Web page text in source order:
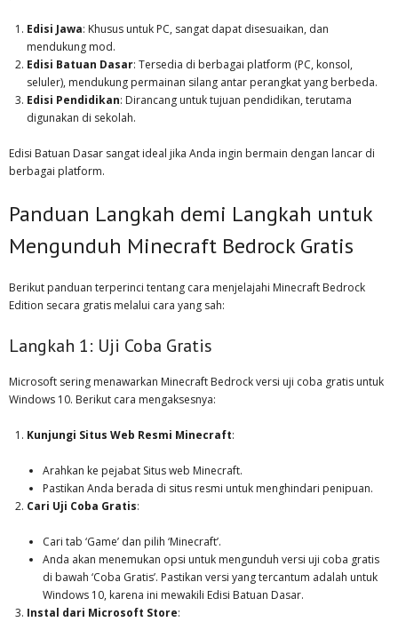
Edisi Jawa: Khusus untuk PC, sangat dapat disesuaikan, dan
mendukung mod.
Edisi Batuan Dasar: Tersedia di berbagai platform (PC, konsol,
seluler), mendukung permainan silang antar perangkat yang berbeda.
Edisi Pendidikan: Dirancang untuk tujuan pendidikan, terutama
digunakan di sekolah.
Edisi Batuan Dasar sangat ideal jika Anda ingin bermain dengan lancar di
berbagai platform.
Panduan Langkah demi Langkah untuk
Mengunduh Minecraft Bedrock Gratis
Berikut panduan terperinci tentang cara menjelajahi Minecraft Bedrock
Edition secara gratis melalui cara yang sah:
Langkah 1: Uji Coba Gratis
Microsoft sering menawarkan Minecraft Bedrock versi uji coba gratis untuk
Windows 10. Berikut cara mengaksesnya:
Kunjungi Situs Web Resmi Minecraft:
Arahkan ke pejabat Situs web Minecraft.
Pastikan Anda berada di situs resmi untuk menghindari penipuan.
Cari Uji Coba Gratis:
Cari tab ‘Game’ dan pilih ‘Minecraft’.
Anda akan menemukan opsi untuk mengunduh versi uji coba gratis
di bawah ‘Coba Gratis’. Pastikan versi yang tercantum adalah untuk
Windows 10, karena ini mewakili Edisi Batuan Dasar.
Instal dari Microsoft Store: